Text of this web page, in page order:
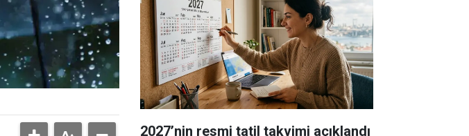
2027’nin resmi tatil takvimi açıklandı